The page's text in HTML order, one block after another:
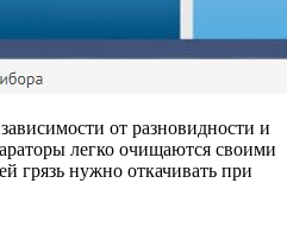
от разновидности и
легко очищаются своими
грязь нужно откачивать при